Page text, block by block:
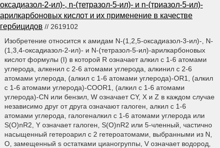
оксадиазол-2-ил)-, n-(тетразол-5-ил)- и n-(триазол-5-ил)-
арилкарбоновых кислот и их применение в качестве
гербицидов // 2619102
Изобретение относится к амидам N-(1,2,5-оксадиазол-3-ил)-, N-
(1,3,4-оксадиазол-2-ил)- и N-(тетразол-5-ил)-арилкарбоновых
кислот формулы (I) в которой R означает алкил с 1-6 атомами
углерода, алкенил с 2-6 атомами углерода, алкинил с 2-6
атомами углерода, (алкил с 1-6 атомами углерода)-OR1, (алкил
с 1-6 атомами углерода)-COOR1, (алкил с 1-6 атомами
углерода)-CN или бензил, W означает CY, X и Z в каждом случае
независимо друг от друга означают галоген, алкил с 1-6
атомами углерода, галогеналкил с 1-6 атомами углерода или
S(O)nR2, Y означает галоген, S(O)nR2 или 5-членный, частично
насыщенный гетероарил с 2 гетероатомами, выбранными из N,
О, замещенный s остатками цианогруппы, V означает водород,